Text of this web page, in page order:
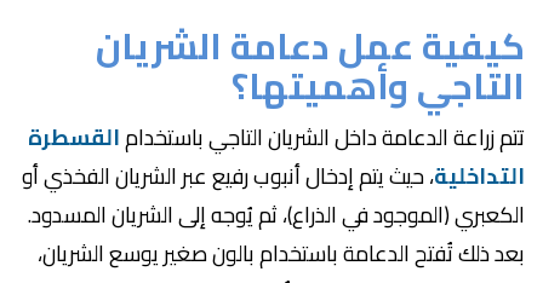
كيفية عمل دعامة الشريان
التاجي وأهميتها؟
تتم زراعة الدعامة داخل الشريان التاجي باستخدامالقسطرة
التداخلية، حيث يتم إدخال أنبوب رفيع عبر الشريان الفخذي أو
الكعبري (الموجود في الذراع)، ثم يُوجه إلى الشريان المسدود.
بعد ذلك تُفتح الدعامة باستخدام بالون صغير يوسع الشريان،